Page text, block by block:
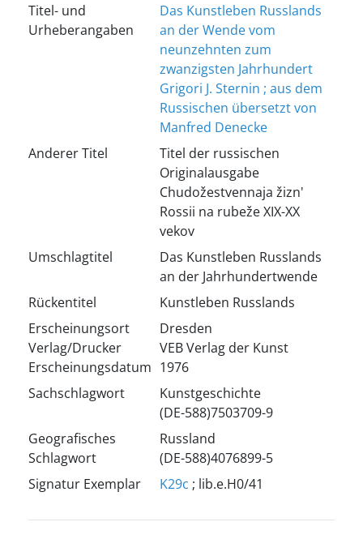
Titel- und
Urheberangaben
Das Kunstleben Russlands
an der Wende vom
neunzehnten zum
zwanzigsten Jahrhundert
Grigori J. Sternin ; aus dem
Russischen übersetzt von
Manfred Denecke
Anderer Titel
Titel der russischen
Originalausgabe
Chudožestvennaja žizn'
Rossii na rubeže XIX-XX
vekov
Umschlagtitel
Das Kunstleben Russlands
an der Jahrhundertwende
Rückentitel
Kunstleben Russlands
Erscheinungsort
Verlag/Drucker
Erscheinungsdatum
Dresden
VEB Verlag der Kunst
1976
Sachschlagwort
Kunstgeschichte
(DE-588)7503709-9
Geografisches
Schlagwort
Russland
(DE-588)4076899-5
Signatur Exemplar
K29c ; lib.e.H0/41